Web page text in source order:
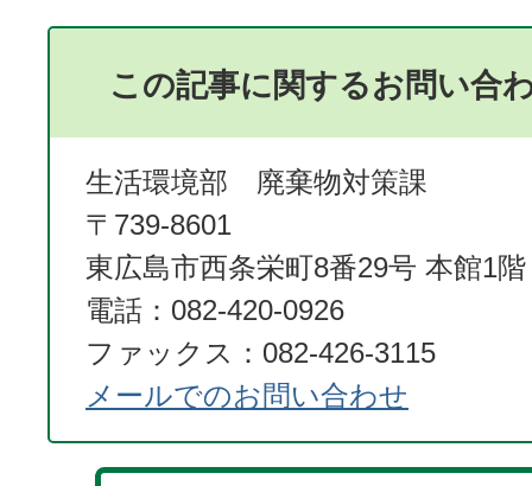
この記事に関するお問い合
生活環境部 廃棄物対策課
〒739-8601
東広島市西条栄町8番29号 本館1階
電話：082-420-0926
ファックス：082-426-3115
メールでのお問い合わせ